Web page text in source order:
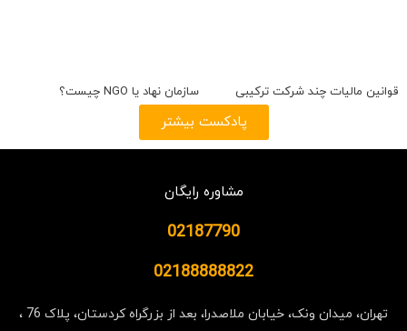
قوانین مالیات چند شرکت ترکیبی سازمان نهاد یا NGO چیست؟
پادکست بیشتر
مشاوره رایگان
02187790
02188888822
تهران، میدان ونک، خیابان ملاصدرا، بعد از بزرگراه کردستان، پلاک 76 ،